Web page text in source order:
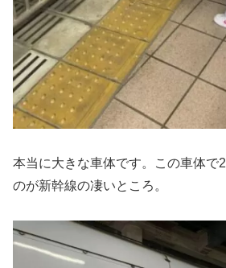
本当に大きな車体です。この車体で
のが新幹線の凄いところ。